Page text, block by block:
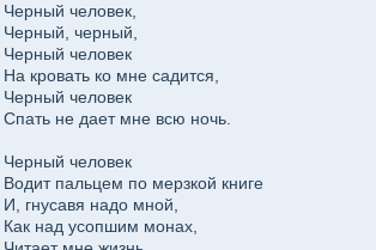
Черный человек,
Черный, черный,
Черный человек
На кровать ко мне садится,
Черный человек
Спать не дает мне всю ночь.
Черный человек
Водит пальцем по мерзкой книге
И, гнусавя надо мной,
Как над усопшим монах,